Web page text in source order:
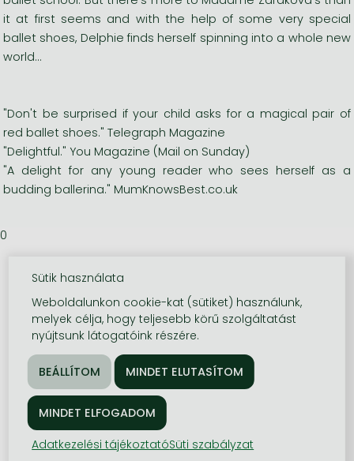
it at first seems and with the help of some very special
ballet shoes, Delphie finds herself spinning into a whole new
world...
"Don't be surprised if your child asks for a magical pair of
red ballet shoes." Telegraph Magazine
"Delightful." You Magazine (Mail on Sunday)
"A delight for any young reader who sees herself as a
budding ballerina." MumKnowsBest.co.uk
0
Sütik használata
Weboldalunkon cookie-kat (sütiket) használunk,
melyek célja, hogy teljesebb körű szolgáltatást
nyújtsunk látogatóink részére.
Adatkezelési tájékoztatóSüti szabályzat